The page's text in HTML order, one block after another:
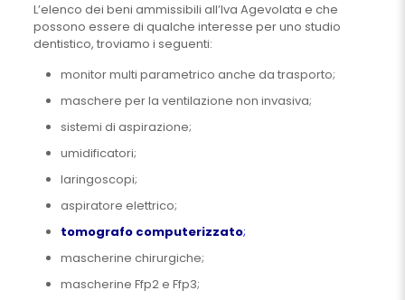
L’elenco dei beni ammissibili all’Iva Agevolata e che
possono essere di qualche interesse per uno studio
dentistico, troviamo i seguenti:
monitor multi parametrico anche da trasporto;
maschere per la ventilazione non invasiva;
sistemi di aspirazione;
umidificatori;
laringoscopi;
aspiratore elettrico;
tomografo computerizzato;
mascherine chirurgiche;
mascherine Ffp2 e Ffp3;